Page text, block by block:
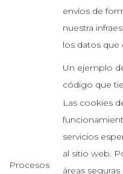
envíos de
nuestra
los datos que
Un ejemplo
código que
Procesos
Las cookies
servicios
al sitio web.
áreas